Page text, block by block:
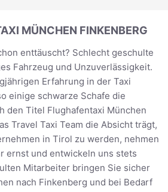
MÜNCHEN FINKENBERG
enttäuscht? Schlecht geschulte
Fahrzeug und Unzuverlässigkeit.
Erfahrung in der Taxi
einige schwarze Schafe die
den Titel Flughafentaxi München
Travel Taxi Team die Absicht trägt,
in Tirol zu werden, nehmen
ernst und entwickeln uns stets
Mitarbeiter bringen Sie sicher
nach Finkenberg und bei Bedarf